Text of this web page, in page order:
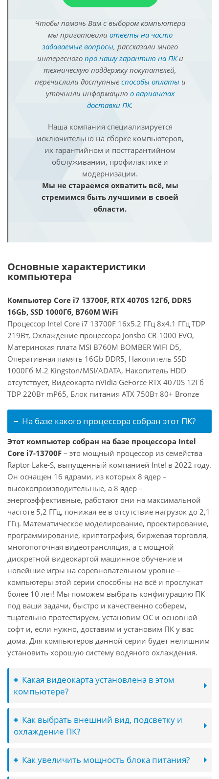
Чтобы помочь Вам с выбором компьютера
мы приготовили ответы на часто
задаваемые вопросы, рассказали много
интересного про нашу гарантию на ПКи
техническую поддержку покупателей,
перечислили доступные способы оплатыи
уточнили информацию о вариантах
доставки ПК.
Наша компания специализируется
исключительно на сборке компьютеров,
их гарантийном и постгарантийном
обслуживании, профилактике и
модернизации.
Мы не стараемся охватить всё, мы
стремимся быть лучшими в своей
области.
Основные характеристики
компьютера
Компьютер Core i7 13700F, RTX 4070S 12Гб, DDR5
16Gb, SSD 1000Гб, B760M WiFi
Процессор Intel Core i7 13700F 16x5.2 ГГц 8x4.1 ГГц TDP
219Вт, Охлаждение процессора Jonsbo CR-1000 EVO,
Материнская плата MSI B760M BOMBER WIFI D5,
Оперативная память 16Gb DDR5, Накопитель SSD
1000Гб M.2 Kingston/MSI/ADATA, Накопитель HDD
отсутствует, Видеокарта nVidia GeForce RTX 4070S 12Гб
TDP 220Вт mP65, Блок питания ATX 750Вт 80+ Bronze
На базе какого процессора собран этот ПК?
Этот компьютер собран на базе процессора Intel
Core i7-13700F – это мощный процессор из семейства
Raptor Lake-S, выпущенный компанией Intel в 2022 году.
Он оснащен 16 ядрами, из которых 8 ядер –
высокопроизводительные, а 8 ядер –
энергоэффективные, работают они на максимальной
частоте 5,2 ГГц, понижая ее в отсутствие нагрузок до 2,1
ГГц. Математическое моделирование, проектирование,
программирование, криптография, биржевая торговля,
многопоточная видеотрансляция, а с мощной
дискретной видеокартой машинное обучение и
новейшие игры на соревновательном уровне –
компьютеры этой серии способны на всё и прослужат
более 10 лет! Мы поможем выбрать конфигурацию ПК
под ваши задачи, быстро и качественно соберем,
тщательно протестируем, установим ОС и основной
софт и, если нужно, доставим и установим ПК у вас
дома. Для компьютеров данной серии будет нелишним
установить хорошую систему водяного охлаждения.
Какая видеокарта установлена в этом
компьютере?
Как выбрать внешний вид, подсветку и
охлаждение ПК?
Как увеличить мощность блока питания?